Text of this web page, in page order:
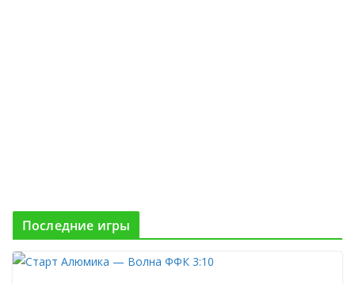
Последние игры